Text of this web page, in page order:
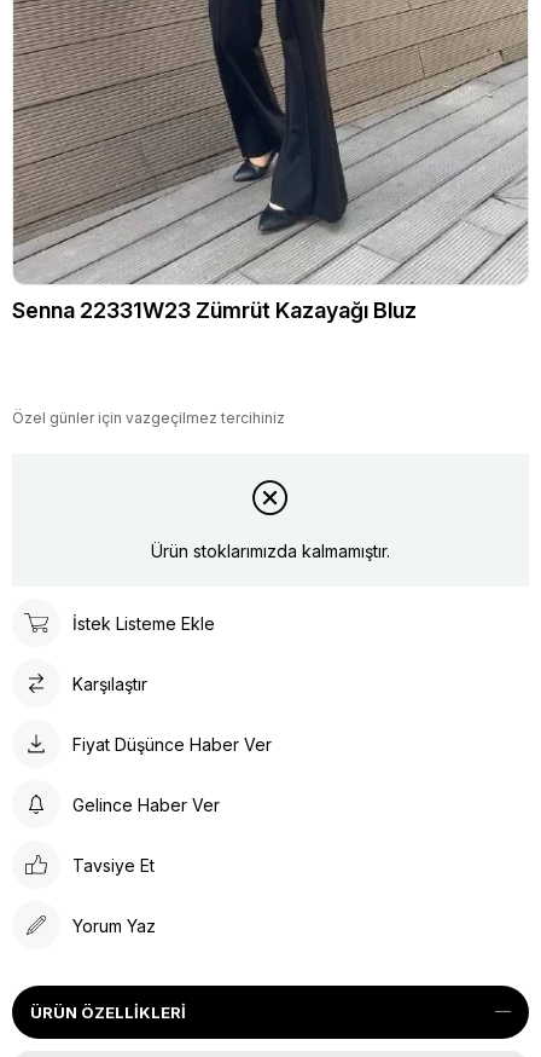
Senna 22331W23 Zümrüt Kazayağı Bluz
Özel günler için vazgeçilmez tercihiniz
Ürün stoklarımızda kalmamıştır.
İstek Listeme Ekle
Karşılaştır
Fiyat Düşünce Haber Ver
Gelince Haber Ver
Tavsiye Et
Yorum Yaz
ÜRÜN ÖZELLIKLERI